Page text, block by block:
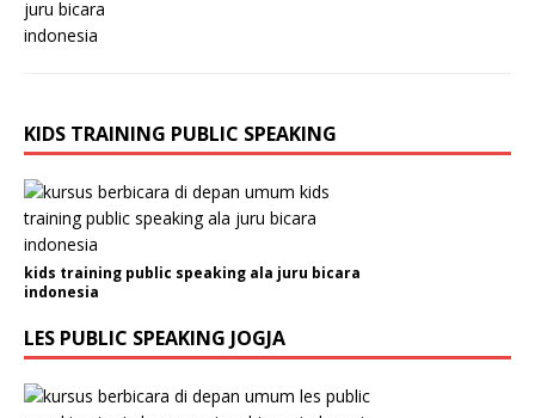
KIDS TRAINING PUBLIC SPEAKING
kids training public speaking ala juru bicara
indonesia
LES PUBLIC SPEAKING JOGJA